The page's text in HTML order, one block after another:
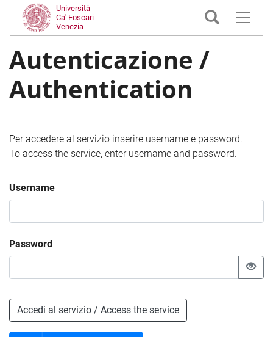
Università
Ca' Foscari
Venezia
Autenticazione /
Authentication
Per accedere al servizio inserire username e password.
To access the service, enter username and password.
Username
Password
Accedi al servizio / Access the service